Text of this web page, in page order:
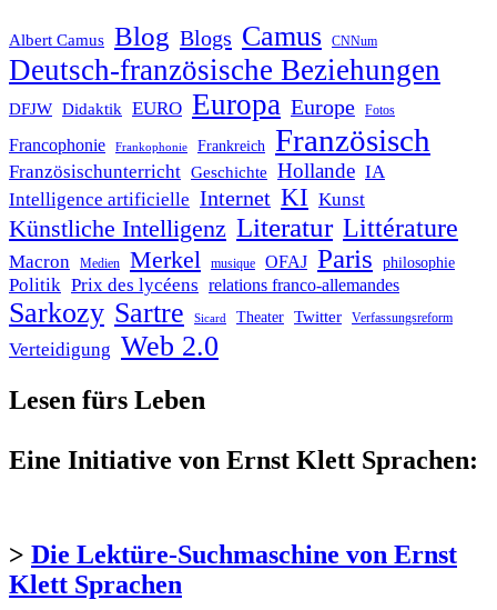
Albert Camus Blog Blogs Camus CNNum
Deutsch-französische Beziehungen
DFJW Didaktik EURO Europa Europe Fotos
Francophonie Frankophonie Frankreich Französisch
Französischunterricht Geschichte Hollande IA
Intelligence artificielle Internet KI Kunst
Künstliche Intelligenz Literatur Littérature
Macron Medien Merkel musique OFAJ Paris philosophie
Politik Prix des lycéens relations franco-allemandes
Sarkozy Sartre Sicard Theater Twitter Verfassungsreform
Verteidigung Web 2.0
Lesen fürs Leben
Eine Initiative von Ernst Klett Sprachen:
> Die Lektüre-Suchmaschine von Ernst
Klett Sprachen